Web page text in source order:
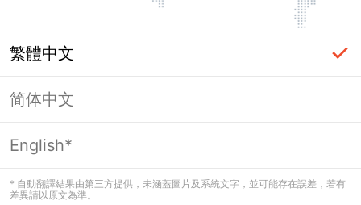
繁體中文
简体中文
English*
* 自動翻譯結果由第三方提供，未涵蓋圖片及系統文字，並可能存在誤差，若有
差異請以原文為準。